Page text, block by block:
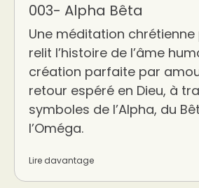
003- Alpha Bêta
Une méditation
relit l’histoire de l’âme
création parfaite par
retour espéré en Dieu, à
symboles de l’Alpha, du
l’Oméga.
Lire davantage